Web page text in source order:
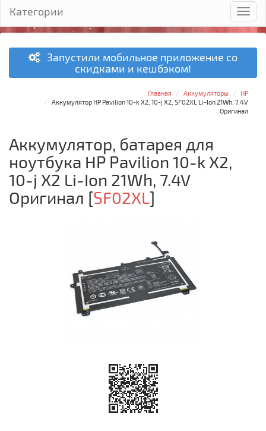
Категории
Запустили мобильное приложение со
скидками и кешбэком!
Главная Аккумуляторы
HP
Аккумулятор HP Pavilion 10-k X2, 10-j X2, SF02XL Li-Ion 21Wh, 7.4V
Оригинал
Аккумулятор, батарея для
ноутбука HP Pavilion 10-k X2,
10-j X2 Li-Ion 21Wh, 7.4V
Оригинал [SF02XL]